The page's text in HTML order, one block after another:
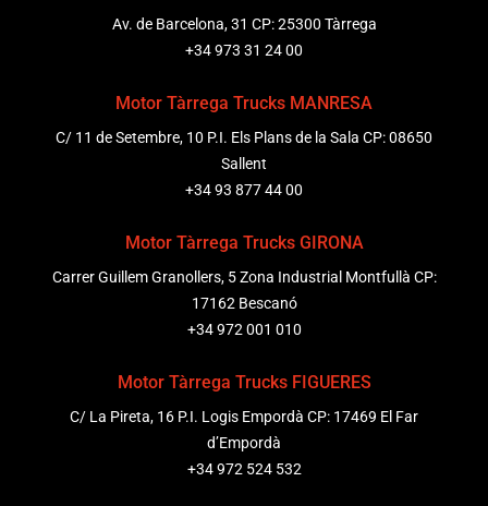
Av. de Barcelona, 31 CP: 25300 Tàrrega
+34 973 31 24 00
Motor Tàrrega Trucks MANRESA
C/ 11 de Setembre, 10 P.I. Els Plans de la Sala CP: 08650
Sallent
+34 93 877 44 00
Motor Tàrrega Trucks GIRONA
Carrer Guillem Granollers, 5 Zona Industrial Montfullà CP:
17162 Bescanó
+34 972 001 010
Motor Tàrrega Trucks FIGUERES
C/ La Pireta, 16 P.I. Logis Empordà CP: 17469 El Far
d’Empordà
+34 972 524 532